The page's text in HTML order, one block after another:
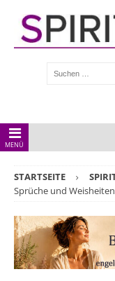
MENÜ
STARTSEITE
Sprüche und Weisheiten